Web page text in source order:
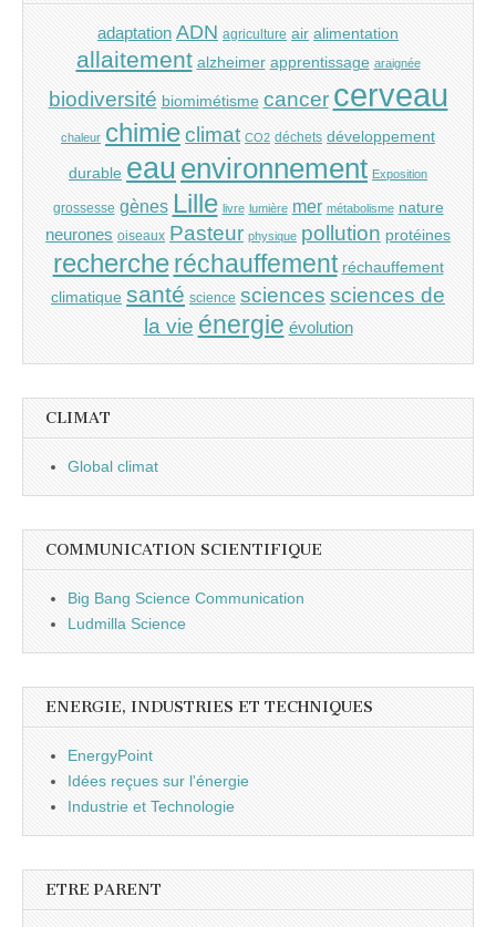
adaptation ADN agriculture air alimentation
allaitement alzheimer apprentissage araignée
biodiversité biomimétisme cancer cerveau
chaleur chimieclimat CO2 déchets développement
durable eau environnement Exposition
grossesse gènes Lille livre lumière mer métabolisme nature
neurones oiseaux Pasteur physique pollution protéines
recherche réchauffement réchauffement
climatique santé science sciences sciences de
la vie énergie évolution
CLIMAT
Global climat
COMMUNICATION SCIENTIFIQUE
Big Bang Science Communication
Ludmilla Science
ENERGIE, INDUSTRIES ET TECHNIQUES
EnergyPoint
Idées reçues sur l'énergie
Industrie et Technologie
ETRE PARENT